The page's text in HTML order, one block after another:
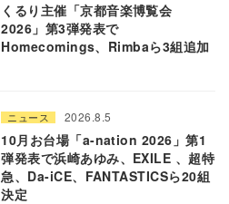
くるり主催「京都音楽博覧会
2026」第3弾発表で
Homecomings、Rimbaら3組追加
ニュース 2026.8.5
10月お台場「a-nation 2026」第1
弾発表で浜崎あゆみ、EXILE 、超特
急、Da-iCE、FANTASTICSら20組
決定